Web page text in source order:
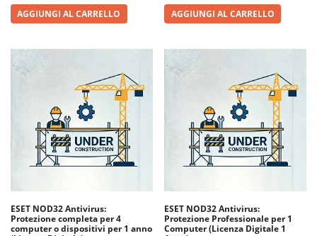
AGGIUNGI AL CARRELLO AGGIUNGI AL CARRELLO
ESET NOD32 Antivirus:
Protezione completa per 4
computer o dispositivi per 1 anno
ESET NOD32 Antivirus:
Protezione Professionale per 1
Computer (Licenza Digitale 1